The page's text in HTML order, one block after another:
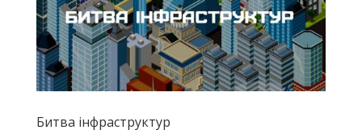
Битва інфраструктур